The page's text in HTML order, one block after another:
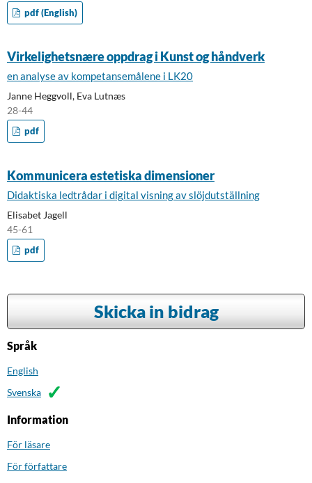
pdf (English)
Virkelighetsnære oppdrag i Kunst og håndverk
en analyse av kompetansemålene i LK20
Janne Heggvoll, Eva Lutnæs
28-44
pdf
Kommunicera estetiska dimensioner
Didaktiska ledtrådar i digital visning av slöjdutställning
Elisabet Jagell
45-61
pdf
Skicka in bidrag
Språk
English
Svenska
Information
För läsare
För författare